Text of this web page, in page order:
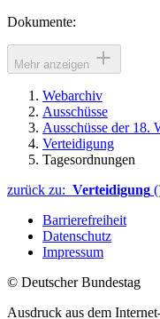
Dokumente:
Mehr anzeigen
Webarchiv
Ausschüsse
Ausschüsse der 18.
Verteidigung
Tagesordnungen
zurück zu: Verteidigung
Barrierefreiheit
Datenschutz
Impressum
© Deutscher Bundestag
Ausdruck aus dem